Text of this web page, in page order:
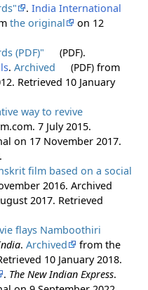
.India International
the original
on 12
(PDF)" (PDF).
.Archived (PDF) from
. Retrieved 10 January
way to revive
7 July 2015.
on 17 November 2017.
.
film based on a social
2016. Archived
2017. Retrieved
flays Namboothiri
.Archived
from the
10 January2018.
. The New Indian Express.